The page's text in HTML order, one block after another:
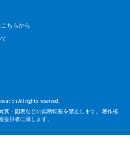
ちらから
All rights reserved.
真・図表などの無断転載を禁止します。 著作権
供者に属します。